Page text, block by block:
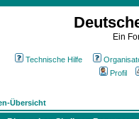
Ein
Technische Hilfe
Profil
Übersicht